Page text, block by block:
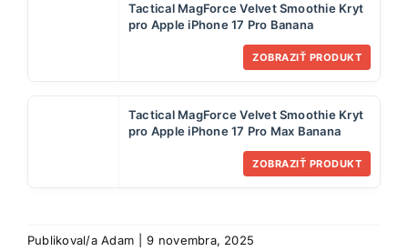
Tactical MagForce Velvet Smoothie Kryt
pro Apple iPhone 17 Pro Banana
ZOBRAZIŤ PRODUKT
Tactical MagForce Velvet Smoothie Kryt
pro Apple iPhone 17 Pro Max Banana
ZOBRAZIŤ PRODUKT
Publikoval/aAdam 9 novembra, 2025